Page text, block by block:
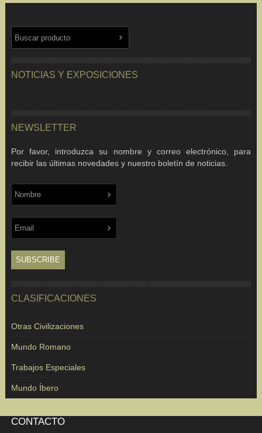
BUSCAR
NOTICIAS Y EXPOSICIONES
NEWSLETTER
Por favor, introduzca su nombre y correo electrónico, para
recibir las últimas novedades y nuestro boletín de noticias.
CLASIFICACIONES
Otras Civilizaciones
Mundo Romano
Trabajos Especiales
Mundo Íbero
CONTACTO